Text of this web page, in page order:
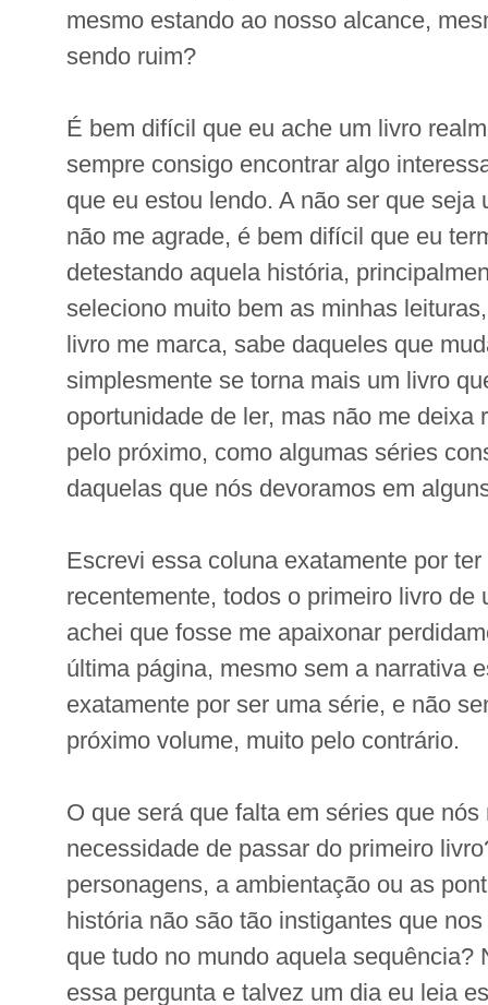
mesmo estando ao nosso alcance,
sendo ruim?
É bem difícil que eu ache um livro
sempre consigo encontrar algo
que eu estou lendo. A não ser que seja
não me agrade, é bem difícil que eu
detestando aquela história,
seleciono muito bem as minhas
livro me marca, sabe daqueles que
simplesmente se torna mais um livro
oportunidade de ler, mas não me deixa
pelo próximo, como algumas séries
daquelas que nós devoramos em
Escrevi essa coluna exatamente por
recentemente, todos o primeiro livro de
achei que fosse me apaixonar
última página, mesmo sem a narrativa
exatamente por ser uma série, e não
próximo volume, muito pelo contrário.
O que será que falta em séries que nós
necessidade de passar do primeiro
personagens, a ambientação ou as
história não são tão instigantes que
que tudo no mundo aquela sequência?
essa pergunta e talvez um dia eu leia